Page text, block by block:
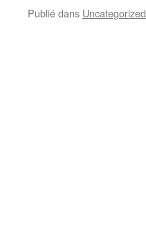
Publié dans Uncategorized